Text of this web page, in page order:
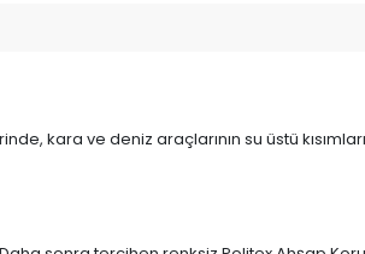
kara ve deniz araçlarının su üstü